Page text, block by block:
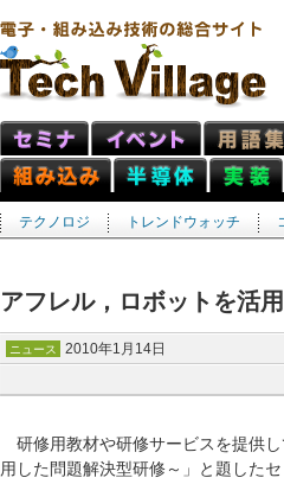
テクノロジ トレンドウォッチ
アフレル，ロボットを活
ニュース 2010年1月14日
研修用教材や研修サービスを提供
用した問題解決型研修～」と題した